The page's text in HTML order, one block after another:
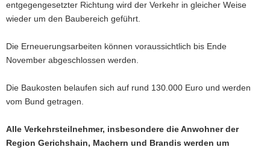
entgegengesetzter Richtung wird der Verkehr in gleicher Weise
wieder um den Baubereich geführt.
Die Erneuerungsarbeiten können voraussichtlich bis Ende
November abgeschlossen werden.
Die Baukosten belaufen sich auf rund 130.000 Euro und werden
vom Bund getragen.
Alle Verkehrsteilnehmer, insbesondere die Anwohner der
Region Gerichshain, Machern und Brandis werden um